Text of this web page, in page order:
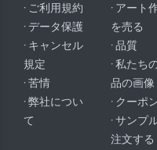
· ご利用規約
· データ保護
· キャンセル
規定
· 苦情
· 弊社につい
て
· アート
を売る
· 品質
· 私たち
品の画像
· クーポ
· サンプ
注文する